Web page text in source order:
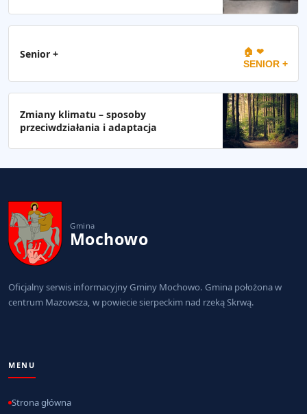
Senior + 🏠 ❤
SENIOR +
Zmiany klimatu – sposoby
przeciwdziałania i adaptacja
Gmina
Mochowo
Oficjalny serwis informacyjny Gminy Mochowo. Gmina położona w
centrum Mazowsza, w powiecie sierpeckim nad rzeką Skrwą.
MENU
Strona główna